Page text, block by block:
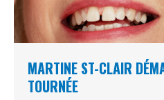
MARTINE ST-CLAIR
TOURNÉE